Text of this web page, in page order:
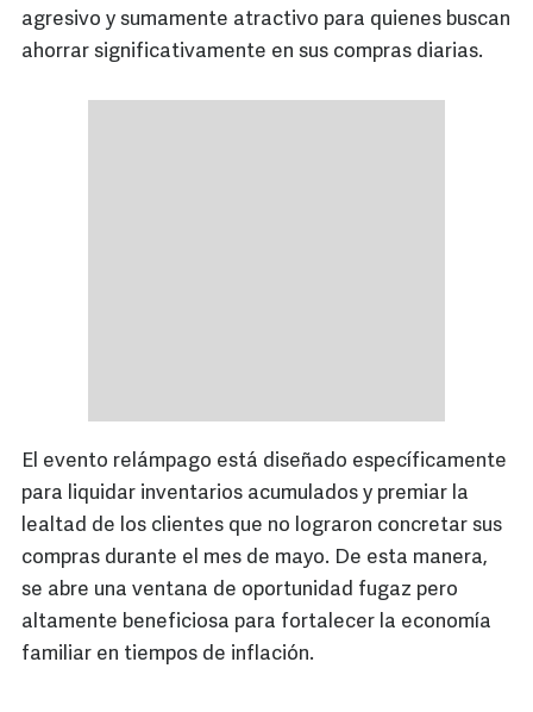
agresivo y sumamente atractivo para quienes buscan
ahorrar significativamente en sus compras diarias.
El evento relámpago está diseñado específicamente
para liquidar inventarios acumulados y premiar la
lealtad de los clientes que no lograron concretar sus
compras durante el mes de mayo. De esta manera,
se abre una ventana de oportunidad fugaz pero
altamente beneficiosa para fortalecer la economía
familiar en tiempos de inflación.